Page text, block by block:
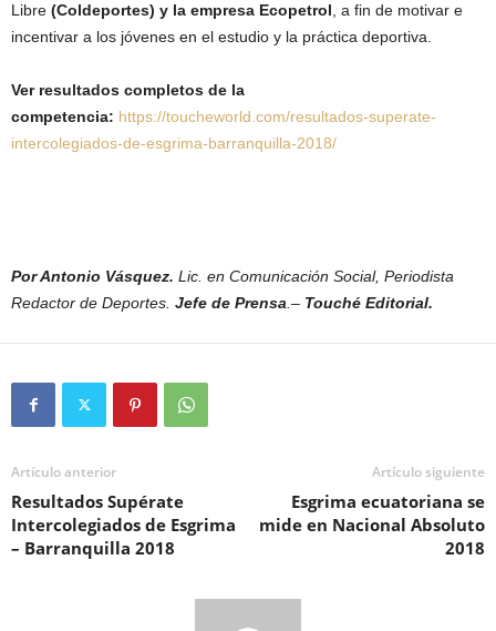
Libre (Coldeportes) y la empresa Ecopetrol , a fin de motivar e
incentivar a los jóvenes en el estudio y la práctica deportiva.
Ver resultados completos de la
competencia: https://toucheworld.com/resultados-superate-
intercolegiados-de-esgrima-barranquilla-2018/
Por Antonio Vásquez. Lic. en Comunicación Social, Periodista
Redactor de Deportes. Jefe de Prensa .– Touché Editorial.
Artículo anterior
Resultados Supérate
Intercolegiados de Esgrima
– Barranquilla 2018
Artículo siguiente
Esgrima ecuatoriana se
mide en Nacional Absoluto
2018